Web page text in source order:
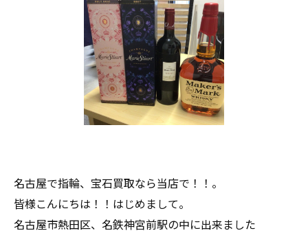
名古屋で指輪、宝石買取なら当店で！！。
皆様こんにちは！！はじめまして。
名古屋市熱田区、名鉄神宮前駅の中に出来ました